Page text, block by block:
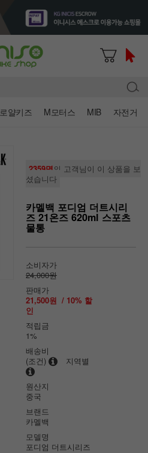
로얄키즈 M모터스 MIB 자전거
2359명의 고객님이 이 상품을 보
셨습니다
카멜백 포디엄 더트시리
즈 21온즈 620ml 스포츠
물통
소비자가
24,000원
판매가
21,500원 / 10% 할
인
적립금
1%
배송비
(조건)
지역별
원산지
중국
브랜드
카멜백
모델명
포디엄 더트시리즈